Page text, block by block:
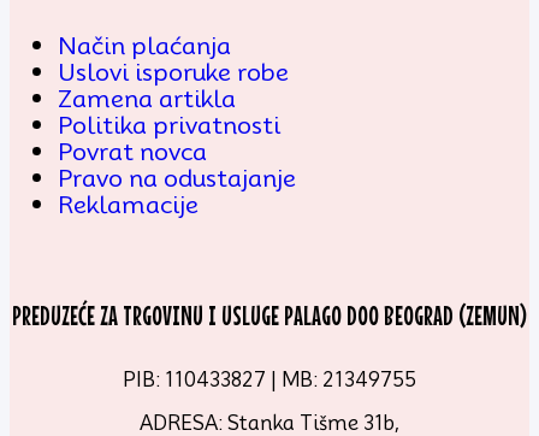
Način plaćanja
Uslovi isporuke robe
Zamena artikla
Politika privatnosti
Povrat novca
Pravo na odustajanje
Reklamacije
PREDUZEĆE ZA TRGOVINU I USLUGE PALAGO DOO BEOGRAD (ZEMUN)
PIB: 110433827 | MB: 21349755
ADRESA: Stanka Tišme 31b,